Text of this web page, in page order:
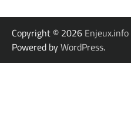
Copyright © 2026 Enjeux.info
Powered byWordPress.